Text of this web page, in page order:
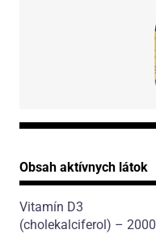
Obsah aktívnych látok
Vitamín D3
(cholekalciferol) – 2000